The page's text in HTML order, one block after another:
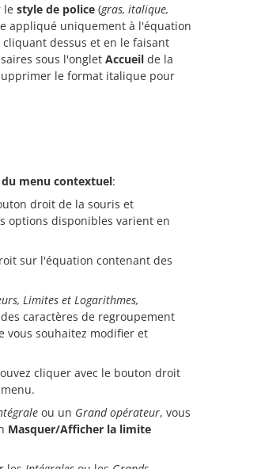
le style de police (gras, italique,
appliqué uniquement à l'équation
dessus et en le faisant
sous l'onglet Accueil de la
le format italique pour
menu contextuel:
droit de la souris et
options disponibles varient en
sur l'équation contenant des
Limites et Logarithmes,
caractères de regroupement
vous souhaitez modifier et
cliquer avec le bouton droit
ou un Grand opérateur, vous
Masquer/Afficher la limite